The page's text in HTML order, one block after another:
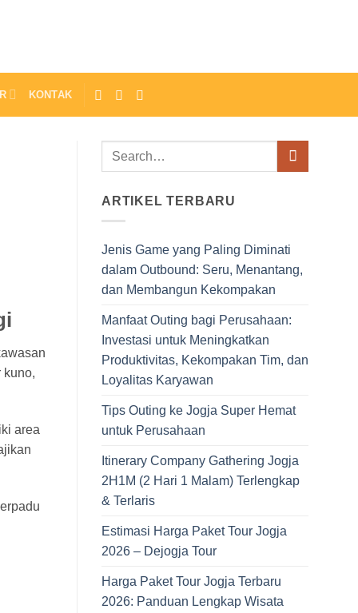
KONTAK
kuno,
area
ARTIKEL TERBARU
Jenis Game yang Paling Diminati
dalam Outbound: Seru, Menantang,
dan Membangun Kekompakan
Manfaat Outing bagi Perusahaan:
Investasi untuk Meningkatkan
Produktivitas, Kekompakan Tim, dan
Loyalitas Karyawan
Tips Outing ke Jogja Super Hemat
untuk Perusahaan
Itinerary Company Gathering Jogja
2H1M (2 Hari 1 Malam) Terlengkap
& Terlaris
Estimasi Harga Paket Tour Jogja
2026 – Dejogja Tour
Harga Paket Tour Jogja Terbaru
2026: Panduan Lengkap Wisata